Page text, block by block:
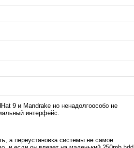
9 и Mandrake но ненадолгоособо не
интерфейс.
а переустановка системы не самое